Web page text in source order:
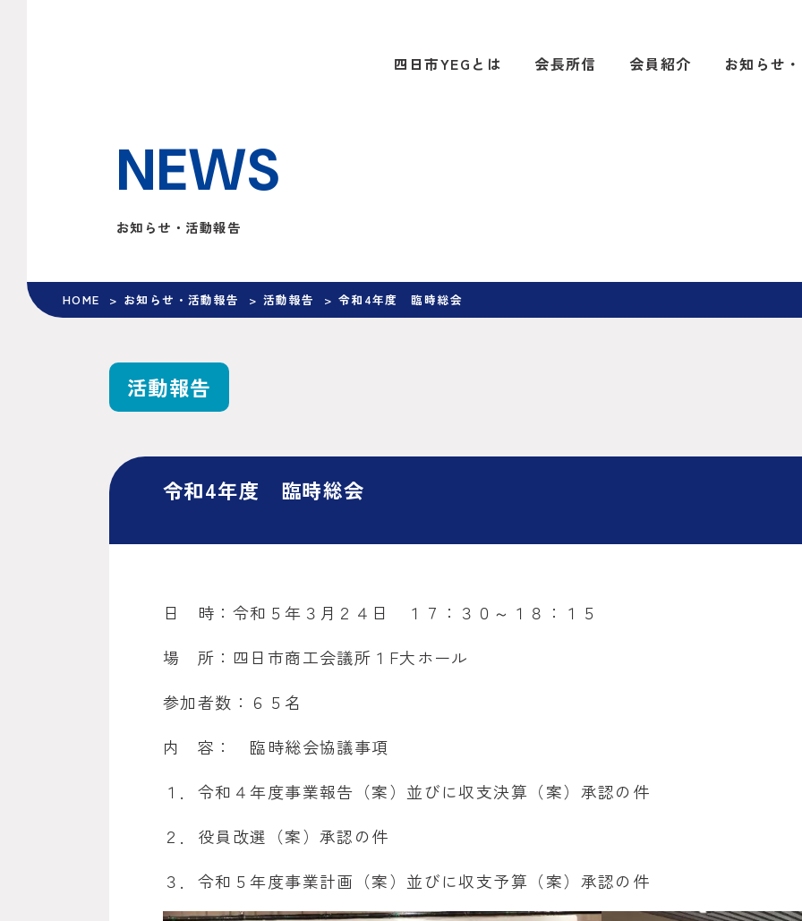
四日市YEGとは 会長所信 会員紹介 お知らせ
NEWS
お知らせ・活動報告
HOME お知らせ・活動報告 活動報告 令和4年度 臨時総会
活動報告
令和4年度 臨時総会
日 時：令和５年３月２４日 １７：３０～１８：１５
場 所：四日市商工会議所１F大ホール
参加者数：６５名
内 容： 臨時総会協議事項
１．令和４年度事業報告（案）並びに収支決算（案）承認の件
２．役員改選（案）承認の件
３．令和５年度事業計画（案）並びに収支予算（案）承認の件